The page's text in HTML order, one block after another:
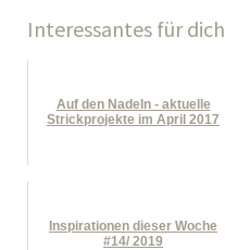
Interessantes für
Auf den Nadeln - aktuelle
Strickprojekte im April 2017
Inspirationen dieser Woche
#14/ 2019